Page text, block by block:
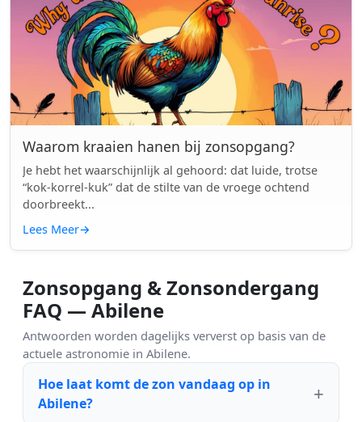
Waarom kraaien hanen bij zonsopgang?
Je hebt het waarschijnlijk al gehoord: dat luide, trotse
“kok-korrel-kuk” dat de stilte van de vroege ochtend
doorbreekt...
Lees Meer→
Zonsopgang & Zonsondergang
FAQ — Abilene
Antwoorden worden dagelijks ververst op basis van de
actuele astronomie in Abilene.
Hoe laat komt de zon vandaag op in
Abilene?